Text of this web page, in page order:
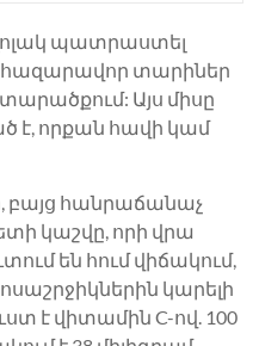
պատրաստել
հազարավոր տարիներ
Այս միսը
է, որքան հավի կամ
բայց հանրաճանաչ
կաշվը, որի վրա
են հում վիճակում,
կարելի
է վիտամին C-ով. 100